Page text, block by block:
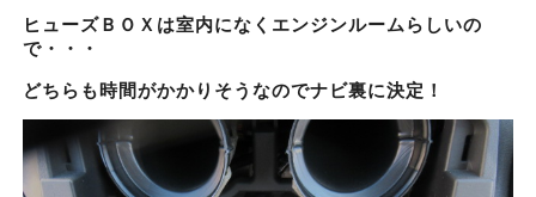
ヒューズＢＯＸは室内になくエンジンルームらしいの
で・・・
どちらも時間がかかりそうなのでナビ裏に決定！